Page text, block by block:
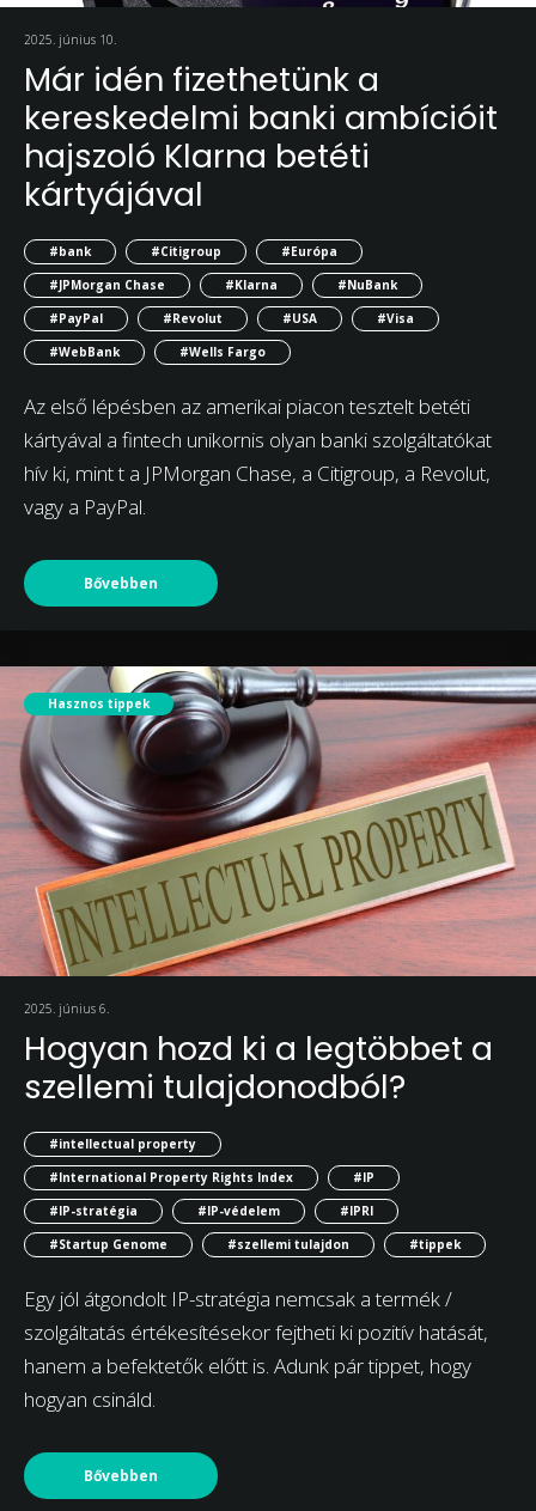
2025. június 10.
Már idén fizethetünk a
kereskedelmi banki ambícióit
hajszoló Klarna betéti
kártyájával
#bank #Citigroup
#Európa
#JPMorgan Chase
#Klarna
#NuBank
#PayPal
#Revolut #USA
#Visa
#WebBank
#Wells Fargo
Az első lépésben az amerikai piacon tesztelt betéti
kártyával a fintech unikornis olyan banki szolgáltatókat
hív ki, mint t a JPMorgan Chase, a Citigroup, a Revolut,
vagy a PayPal.
Bővebben
Hasznos tippek
2025. június 6.
Hogyan hozd ki a legtöbbet a
szellemi tulajdonodból?
#intellectual property
#International Property Rights Index
#IP
#IP-stratégia
#IP-védelem
#IPRI
#Startup Genome
#szellemi tulajdon #tippek
Egy jól átgondolt IP-stratégia nemcsak a termék /
szolgáltatás értékesítésekor fejtheti ki pozitív hatását,
hanem a befektetők előtt is. Adunk pár tippet, hogy
hogyan csináld.
Bővebben